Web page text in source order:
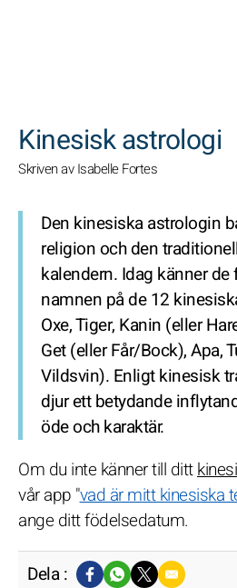
Kinesisk astrologi
Skriven av Isabelle Fortes
Den kinesiska astrologin
religion och den
kalendern. Idag känner de
namnen på de 12
Oxe, Tiger, Kanin (eller
Get (eller Får/Bock), Apa,
Vildsvin). Enligt kinesisk
djur ett betydande
öde och karaktär.
Om du inte känner till ditt
vår app "vad är mitt kinesiska
ange ditt födelsedatum.
Dela :